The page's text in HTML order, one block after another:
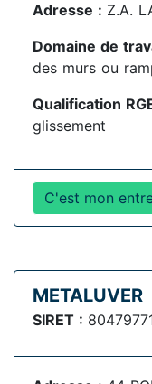
Adresse : Z.A.
Domaine de
des murs ou
Qualification
glissement
C'est mon
METALUVER
SIRET :